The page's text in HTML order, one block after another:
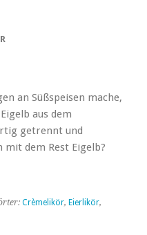
an Süßspeisen mache,
aus dem
getrennt und
dem Rest Eigelb?
Crèmelikör, Eierlikör,